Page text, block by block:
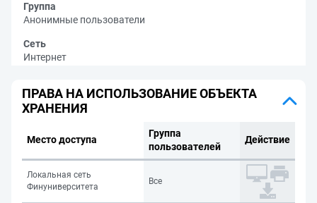
Группа
Анонимные пользователи
Сеть
Интернет
ПРАВА НА ИСПОЛЬЗОВАНИЕ ОБЪЕКТА
ХРАНЕНИЯ
Место доступа
Группа
пользователей
Действие
Локальная сеть
Финуниверситета
Все